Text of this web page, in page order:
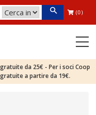
(0)
da 25€ - Per i soci Coop
a partire da 19€.